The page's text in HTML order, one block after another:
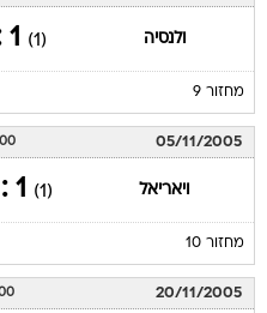
ולנסיה (1)
1 : 1
מחזור 9
05/11/2005
ויאריאל (1)
1 : 0
מחזור 10
20/11/2005